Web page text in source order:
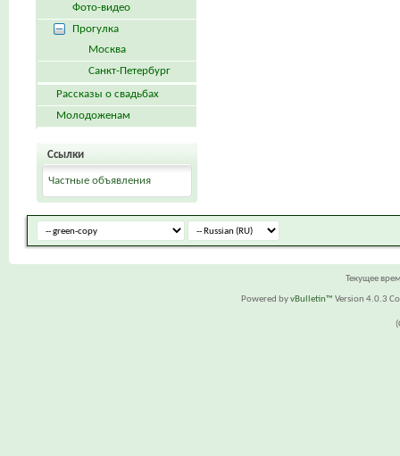
Фото-видео
Прогулка
Москва
Санкт-Петербург
Рассказы о свадьбах
Молодоженам
Ссылки
Частные объявления
Текущее
Powered byvBulletin™ Version 4.0.3